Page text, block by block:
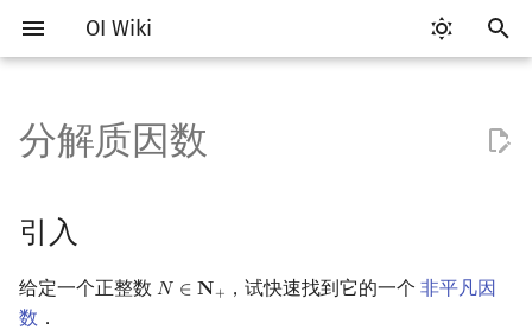
OI Wiki
入
以
始
搜
Getting Started
关于本项目
如何参与
比赛相关简介
赛事
题型 常见错误
工具软件简介
代码编辑工具
VS Code
评测工具 Cena
Generator
语言基础简介
C++ 基础
变量
C++ 标准库 STL 算法
值类别
算法基础简介
复杂度
枚举 冒泡排序
搜索部分简介
DFS（搜索）
BFS（搜索）
动态规划部分简介
动态规划基础
记忆化搜索 斜率优化
字符串部分简介
字符串基础
标准库
数字系统简介
进位制
平衡三进制
引入
朴素算法
Pollard Rho 算法
多项式与生成函数简介
代数基本定理
快速傅里叶变换
排列组合
抽屉原理
容斥原理
线性代数简介
向量
内积和外积
线性规划基础
单纯形法
基本概念
群论
环论
基本概念
条件概率与独立性
随机变量
博弈论简介
公平组合游戏
零和游戏
插值
数值积分
高斯消元
数据结构部分简介
栈
队列 配对堆
块状链表
李超线段树
Splay 树
可持久化块状数组
线段树套平衡树
Euler Tour Tree
图论部分简介
图论相关概念
图的存储 树的中心
k 短路
最小直径生成树
割点和桥
最小割
二分图最大权匹配
计算几何部分简介
二维计算几何基础
三维计算几何基础
杂项简介
离散化
双指针 整体二分
爬山算法
RMQ
并查集应用
括号序列
分解质因数
引入
给定一个正整数 𝑁 ∈ 𝐍+
N∈N+ ，试快速找到它的一个非平凡因
数 ．